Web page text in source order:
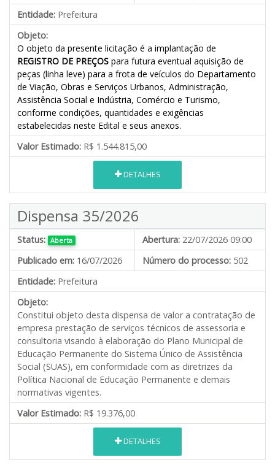
Entidade: Prefeitura
Objeto:
O objeto da presente licitação é a implantação de
REGISTRO DE PREÇOS para futura eventual aquisição de
peças (linha leve) para a frota de veículos do Departamento
de Viação, Obras e Serviços Urbanos, Administração,
Assistência Social e Indústria, Comércio e Turismo,
conforme condições, quantidades e exigências
estabelecidas neste Edital e seus anexos.
Valor Estimado: R$ 1.544.815,00
DETALHES
Dispensa 35/2026
Status: Aberta Abertura: 22/07/2026 09:00
Publicado em: 16/07/2026 Número do processo: 502
Entidade: Prefeitura
Objeto:
Constitui objeto desta dispensa de valor a contratação de
empresa prestação de serviços técnicos de assessoria e
consultoria visando à elaboração do Plano Municipal de
Educação Permanente do Sistema Único de Assistência
Social (SUAS), em conformidade com as diretrizes da
Política Nacional de Educação Permanente e demais
normativas vigentes.
Valor Estimado: R$ 19.376,00
DETALHES